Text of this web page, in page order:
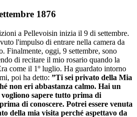
1876
a Pellevoisin inizia il 9 di settembre.
l'impulso di entrare nella camera da
Finalmente, oggi, 9 settembre, sono
di recitare il mio rosario quando la
come il 1º luglio. Ha guardato intorno
poi ha detto: ”Ti sei privato della Mia
non eri abbastanza calmo. Hai un
sapere tutto prima di
di conoscere. Potrei essere venuta
della mia visita perché aspettavo da